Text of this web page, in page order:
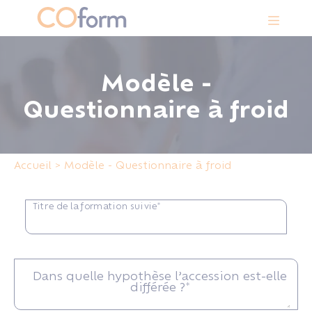
Modèle -
Questionnaire à froid
Accueil > Modèle - Questionnaire à froid
Titre de la formation suivie*
Dans quelle hypothèse l’accession est-elle
différée ?*
Panneau de gestion des cookies